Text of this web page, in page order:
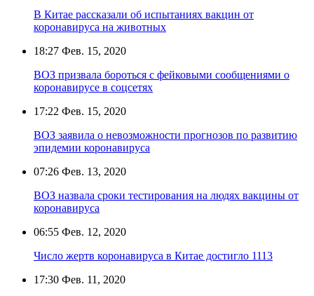
В Китае рассказали об испытаниях вакцин от
коронавируса на животных
18:27 Фев. 15, 2020
ВОЗ призвала бороться с фейковыми сообщениями о
коронавирусе в соцсетях
17:22 Фев. 15, 2020
ВОЗ заявила о невозможности прогнозов по развитию
эпидемии коронавируса
07:26 Фев. 13, 2020
ВОЗ назвала сроки тестирования на людях вакцины от
коронавируса
06:55 Фев. 12, 2020
Число жертв коронавируса в Китае достигло 1113
17:30 Фев. 11, 2020